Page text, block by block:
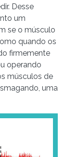
Desse
um
se o músculo
quando os
firmemente
operando
músculos de
uma